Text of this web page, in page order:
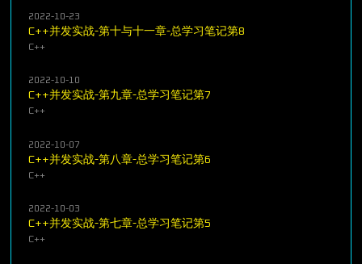
2022-10-23
C++并发实战-第十与十一章-总学习笔记第8
C++
2022-10-10
C++并发实战-第九章-总学习笔记第7
C++
2022-10-07
C++并发实战-第八章-总学习笔记第6
C++
2022-10-03
C++并发实战-第七章-总学习笔记第5
C++